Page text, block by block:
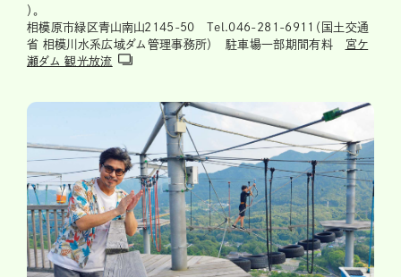
）。
相模原市緑区青山南山2145-50 Tel.046-281-6911（国土交通
省 相模川水系広域ダム管理事務所） 駐車場一部期間有料
宮ケ
瀬ダム 観光放流